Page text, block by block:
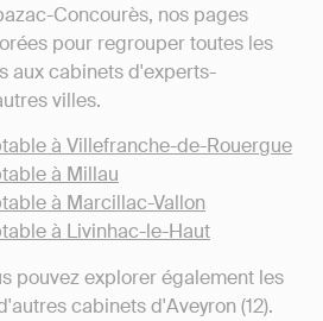
Concourès, nos pages
pour regrouper toutes les
aux cabinets d'experts-
villes.
à Villefranche-de-Rouergue
à Millau
à Marcillac-Vallon
à Livinhac-le-Haut
pouvez explorer également les
cabinets d'Aveyron (12).